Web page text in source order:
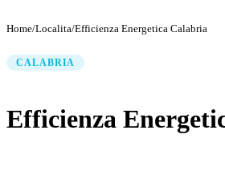
Home/Localita/Efficienza Energetica Calabria
CALABRIA
Efficienza